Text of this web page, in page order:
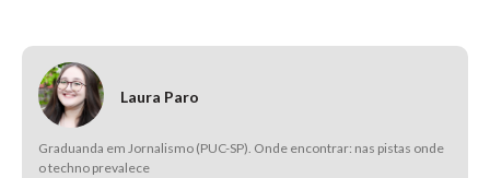
Laura Paro
Graduanda em Jornalismo (PUC-SP). Onde encontrar: nas pistas onde
o techno prevalece